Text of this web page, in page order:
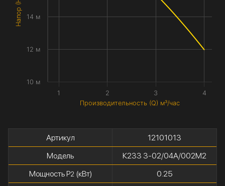
Производительность (Q) м³/час
1 2 3 4
10 м
12 м
14 м
Артикул
12101013
Модель
К233 3-02/04А/002М2
Мощность P2 (кВт)
0.25